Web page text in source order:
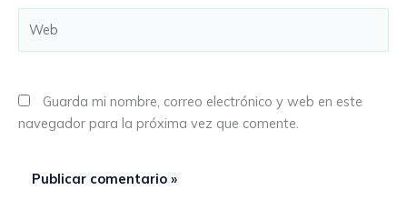
Guarda mi nombre, correo electrónico y web en este
navegador para la próxima vez que comente.